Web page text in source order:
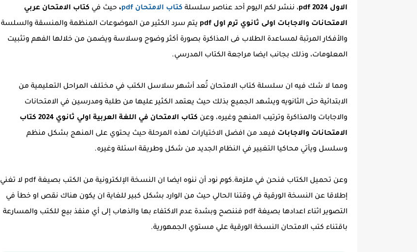
الاول 2024 pdf
، ننشر لكم اليوم أحد عناصر سلسلة كتاب الامتحان pdf ، حيث في كتاب الامتحان عربي
الامتحانات والاجابات اولى ثانوي ترم اول pdf
يتم سرد الكثير من الموضوعات المنظمة والمنسقة والسلسة
والأفكار المرتبة لمساعدة الطلاب فى المذاكرة بصورة أكثر وضوح وسلاسة ويضمن من خلالها الفهم وتثبيت
المعلومات، وذلك بجانب ايضا مراجعة الكتاب المدرسي.
ومما لا شك فيه ان سلسلة كتاب الامتحان تُعد أشهر سلاسل الكتب في مختلف المراحل التعليمية من
الابتدائية حتى الثانويه ويشهد الجميع بذلك حيث يعتمد الكثير عليها من طلبة ومدرسين في الامتحانات
والاجابات والمذاكرة وترتيب المنهج وغيره، وعن
كتاب الامتحان في اللغة العربية اولي ثانوي 2024 كتاب
الامتحانات والاجابات فيعد من افضل الاختيارات لهذه المرحلة حيث يحتوي على المنهج بشكل منظم
وسلسل ويأتي محاكيا التغيير في النظام الجديد من شكل وطريقة اسئلة وغيره.
وعن تحميل الكتاب فنحن في ملزمة.كوم نود أن ننوه ايضا ان النسخة الإلكترونية من الكتب بصيغة pdf لا تغني
إطلاقا عن النسخة الورقية في وقتنا الحالي حيث من الوارد بشكل كبير للغاية ان يكون هناك نقص او خطأ في
التصوير اثناء اعدادها بصيغة pdf فننصح وبشدة عدم الاكتفاء بها والذهاب إلى أي منفذ بيع للكتب والمسارعة
باقتناء كتب الامتحان النسخة الورقية علي مستوي الجمهورية.